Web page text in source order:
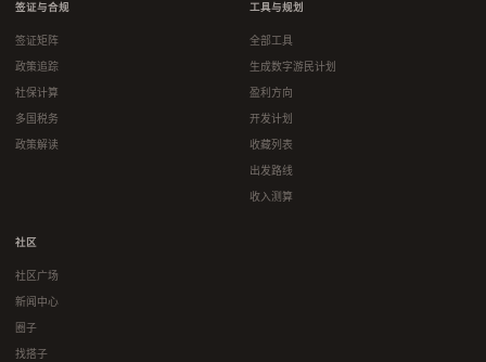
签证与合规
签证矩阵
政策追踪
社保计算
多国税务
政策解读
工具与规划
全部工具
生成数字游民计划
盈利方向
开发计划
收藏列表
出发路线
收入测算
社区
社区广场
新闻中心
圈子
找搭子